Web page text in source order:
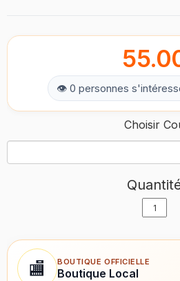
👁 0 personnes
Choisir
🏬 BOUTIQUE OFFICIELLE
Boutique Local